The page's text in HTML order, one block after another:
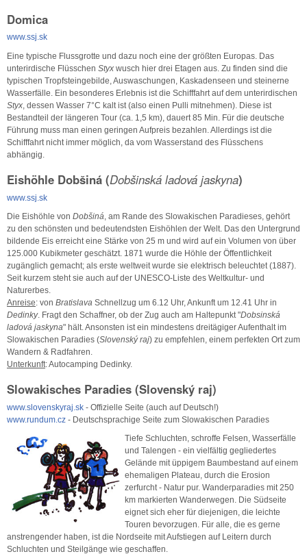
Domica
www.ssj.sk
Eine typische Flussgrotte und dazu noch eine der größten Europas. Das
unterirdische Flüsschen Styx wusch hier drei Etagen aus. Zu finden sind die
typischen Tropfsteingebilde, Auswaschungen, Kaskadenseen und steinerne
Wasserfälle. Ein besonderes Erlebnis ist die Schifffahrt auf dem unterirdischen
Styx, dessen Wasser 7°C kalt ist (also einen Pulli mitnehmen). Diese ist
Bestandteil der längeren Tour (ca. 1,5 km), dauert 85 Min. Für die deutsche
Führung muss man einen geringen Aufpreis bezahlen. Allerdings ist die
Schifffahrt nicht immer möglich, da vom Wasserstand des Flüsschens
abhängig.
Eishöhle Dobšiná (Dobšinská ladová jaskyna)
www.ssj.sk
Die Eishöhle von Dobšiná, am Rande des Slowakischen Paradieses, gehört
zu den schönsten und bedeutendsten Eishöhlen der Welt. Das den Untergrund
bildende Eis erreicht eine Stärke von 25 m und wird auf ein Volumen von über
125.000 Kubikmeter geschätzt. 1871 wurde die Höhle der Öffentlichkeit
zugänglich gemacht; als erste weltweit wurde sie elektrisch beleuchtet (1887).
Seit kurzem steht sie auch auf der UNESCO-Liste des Weltkultur- und
Naturerbes.
Anreise: von Bratislava Schnellzug um 6.12 Uhr, Ankunft um 12.41 Uhr in
Dedinky. Fragt den Schaffner, ob der Zug auch am Haltepunkt "Dobsinská
ladová jaskyna" hält. Ansonsten ist ein mindestens dreitägiger Aufenthalt im
Slowakischen Paradies (Slovenský raj) zu empfehlen, einem perfekten Ort zum
Wandern & Radfahren.
Unterkunft: Autocamping Dedinky.
Slowakisches Paradies (Slovenský raj)
www.slovenskyraj.sk - Offizielle Seite (auch auf Deutsch!)
www.rundum.cz - Deutschsprachige Seite zum Slowakischen Paradies
Tiefe Schluchten, schroffe Felsen, Wasserfälle
und Talengen - ein vielfältig gegliedertes
Gelände mit üppigem Baumbestand auf einem
ehemaligen Plateau, durch die Erosion
zerfurcht - Natur pur. Wanderparadies mit 250
km markierten Wanderwegen. Die Südseite
eignet sich eher für diejenigen, die leichte
Touren bevorzugen. Für alle, die es gerne
anstrengender haben, ist die Nordseite mit Aufstiegen auf Leitern durch
Schluchten und Steilgänge wie geschaffen.